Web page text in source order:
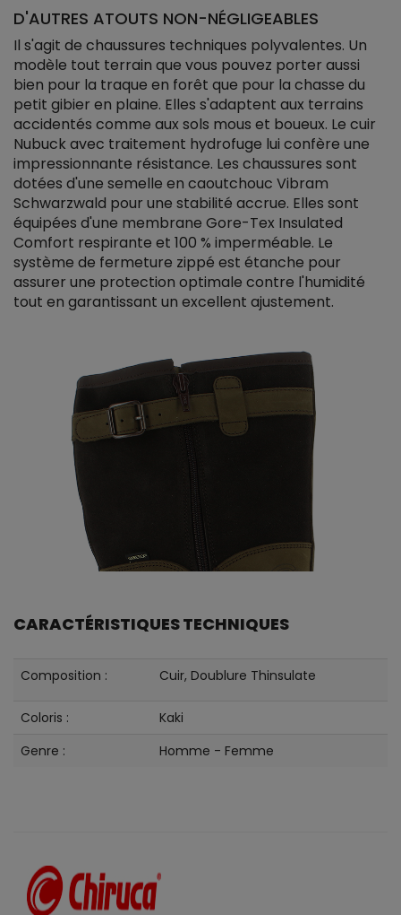
D'AUTRES ATOUTS NON-NÉGLIGEABLES
Il s'agit de chaussures techniques polyvalentes. Un
modèle tout terrain que vous pouvez porter aussi
bien pour la traque en forêt que pour la chasse du
petit gibier en plaine. Elles s'adaptent aux terrains
accidentés comme aux sols mous et boueux. Le cuir
Nubuck avec traitement hydrofuge lui confère une
impressionnante résistance. Les chaussures sont
dotées d'une semelle en caoutchouc Vibram
Schwarzwald pour une stabilité accrue. Elles sont
équipées d'une membrane Gore-Tex Insulated
Comfort respirante et 100 % imperméable. Le
système de fermeture zippé est étanche pour
assurer une protection optimale contre l'humidité
tout en garantissant un excellent ajustement.
CARACTÉRISTIQUES TECHNIQUES
Composition : Cuir, Doublure Thinsulate
Coloris :
Kaki
Genre :
Homme - Femme